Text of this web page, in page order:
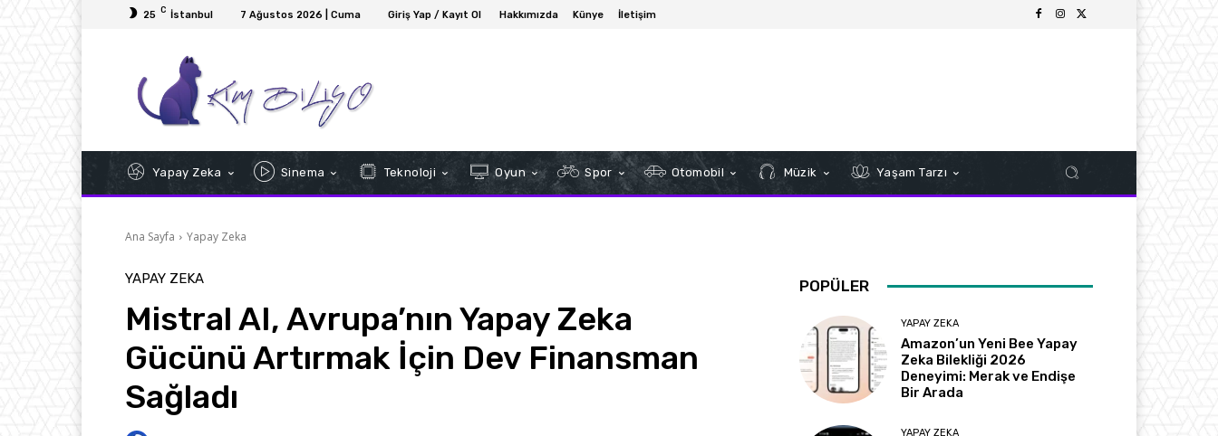
25 C İstanbul 7 Ağustos 2026 | Cuma Giriş Yap / Kayıt Ol Hakkımızda Künye İletişim
Yapay Zeka Sinema Teknoloji Oyun Spor Otomobil Müzik Yaşam Tarzı
Ana Sayfa Yapay Zeka
YAPAY ZEKA
Mistral AI, Avrupa’nın Yapay Zeka
Gücünü Artırmak İçin Dev Finansman
Sağladı
POPÜLER
YAPAY ZEKA
Amazon’un Yeni Bee Yapay
Zeka Bilekliği 2026
Deneyimi: Merak ve Endişe
Bir Arada
YAPAY ZEKA